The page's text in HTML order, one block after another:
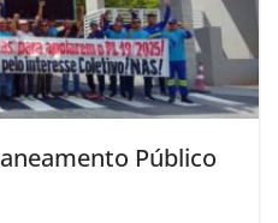
Público